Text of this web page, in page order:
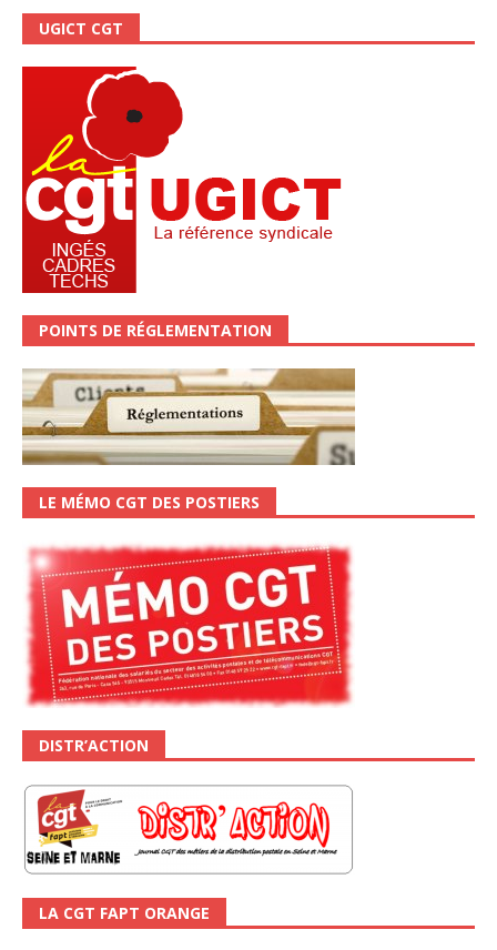
UGICT CGT
POINTS DE RÉGLEMENTATION
LE MÉMO CGT DES POSTIERS
DISTR’ACTION
LA CGT FAPT ORANGE